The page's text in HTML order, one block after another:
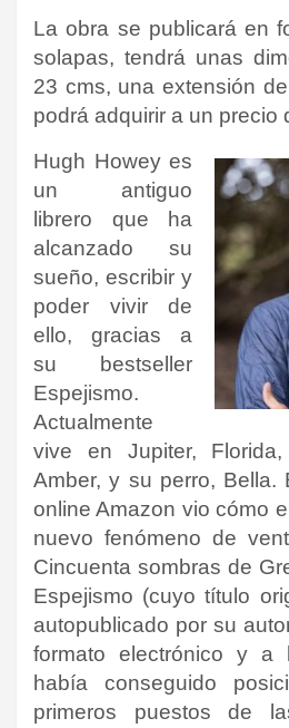
La obra se publicará en
solapas, tendrá unas
23 cms, una extensión
podrá adquirir a un precio
Hugh Howey es
un antiguo
librero que ha
alcanzado su
sueño, escribir y
poder vivir de
ello, gracias a
su bestseller
Espejismo.
Actualmente
vive en Jupiter,
Amber, y su perro, Bella.
online Amazon vio cómo
nuevo fenómeno de
Cincuenta sombras de
Espejismo (cuyo título
autopublicado por su
formato electrónico y a
había conseguido
primeros puestos de